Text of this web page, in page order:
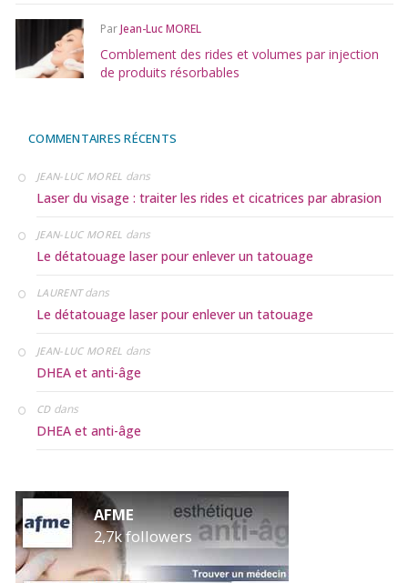
ParJean-Luc MOREL
Comblement des rides et volumes par injection
de produits résorbables
COMMENTAIRES RÉCENTS
JEAN-LUC MOREL dans
Laser du visage : traiter les rides et cicatrices par abrasion
JEAN-LUC MOREL dans
Le détatouage laser pour enlever un tatouage
LAURENTdans
Le détatouage laser pour enlever un tatouage
JEAN-LUC MOREL dans
DHEA et anti-âge
CDdans
DHEA et anti-âge
AFME
2,7k followers